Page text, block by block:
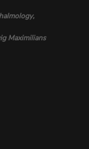
Maximilians